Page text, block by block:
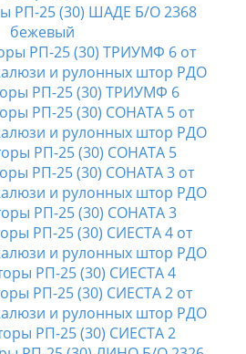
РП-25 (30) ШАДЕ Б/О 2368
бежевый
РП-25 (30) ТРИУМФ 6
РП-25 (30) СОНАТА 5
РП-25 (30) СОНАТА 3
РП-25 (30) СИЕСТА 4
РП-25 (30) СИЕСТА 2